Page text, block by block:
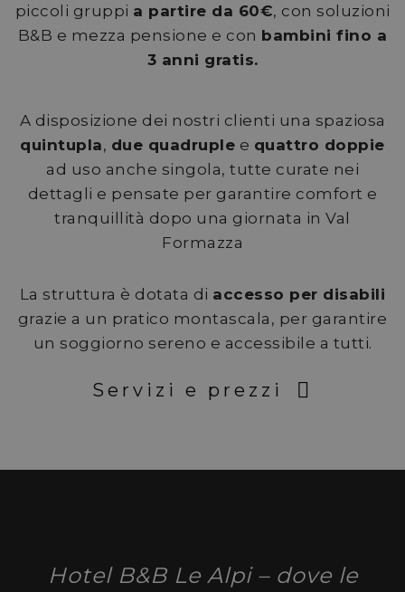
piccoli gruppi a partire da 60€, con soluzioni
B&B e mezza pensione e con bambini fino a
3 anni gratis.
A disposizione dei nostri clienti una spaziosa
quintupla, due quadruple e quattro doppie
ad uso anche singola, tutte curate nei
dettagli e pensate per garantire comfort e
tranquillità dopo una giornata in Val
Formazza
La struttura è dotata di accesso per disabili
grazie a un pratico montascala, per garantire
un soggiorno sereno e accessibile a tutti.
Servizi e prezzi
Hotel B&B Le Alpi – dove le